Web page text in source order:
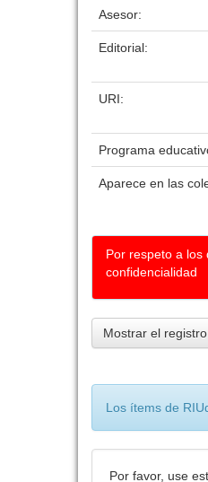
Asesor:
Editorial:
URI:
Programa
Aparece en las
Por respeto a los
confidencialidad
Mostrar el
Los ítems de
Por favor, use